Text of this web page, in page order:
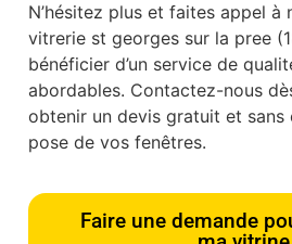
N’hésitez plus et faites appel à
vitrerie st georges sur la pree
bénéficier d’un service de
abordables. Contactez-nous
obtenir un devis gratuit et sans
pose de vos fenêtres.
Faire une demande